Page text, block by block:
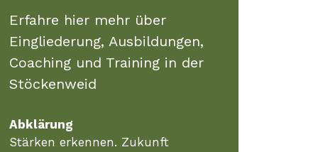
Erfahre hier mehr über
Eingliederung, Ausbildungen,
Coaching und Training in der
Stöckenweid
Abklärung
Stärken erkennen. Zukunft